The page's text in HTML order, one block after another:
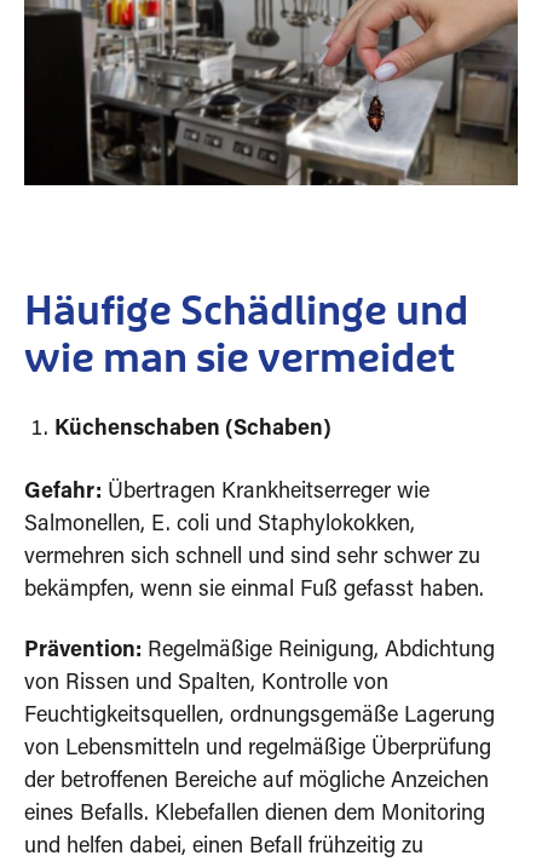
Häufige Schädlinge und
wie man sie vermeidet
Küchenschaben (Schaben)
Gefahr: Übertragen Krankheitserreger wie
Salmonellen, E. coli und Staphylokokken,
vermehren sich schnell und sind sehr schwer zu
bekämpfen, wenn sie einmal Fuß gefasst haben.
Prävention: Regelmäßige Reinigung, Abdichtung
von Rissen und Spalten, Kontrolle von
Feuchtigkeitsquellen, ordnungsgemäße Lagerung
von Lebensmitteln und regelmäßige Überprüfung
der betroffenen Bereiche auf mögliche Anzeichen
eines Befalls. Klebefallen dienen dem Monitoring
und helfen dabei, einen Befall frühzeitig zu